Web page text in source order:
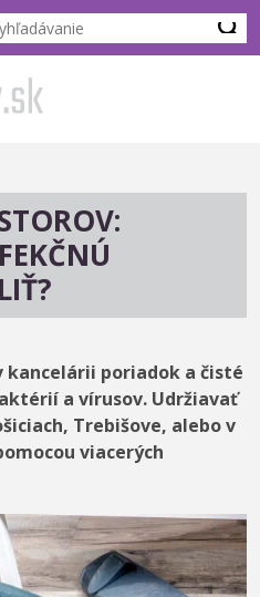
kancelárii poriadok a čisté
a vírusov. Udržiavať
Trebišove, alebo v
viacerých